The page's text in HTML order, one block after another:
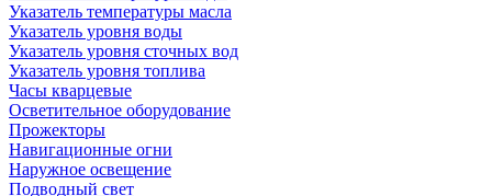
Указатель температуры масла
Указатель уровня воды
Указатель уровня сточных вод
Указатель уровня топлива
Часы кварцевые
Осветительное оборудование
Прожекторы
Навигационные огни
Наружное освещение
Подводный свет